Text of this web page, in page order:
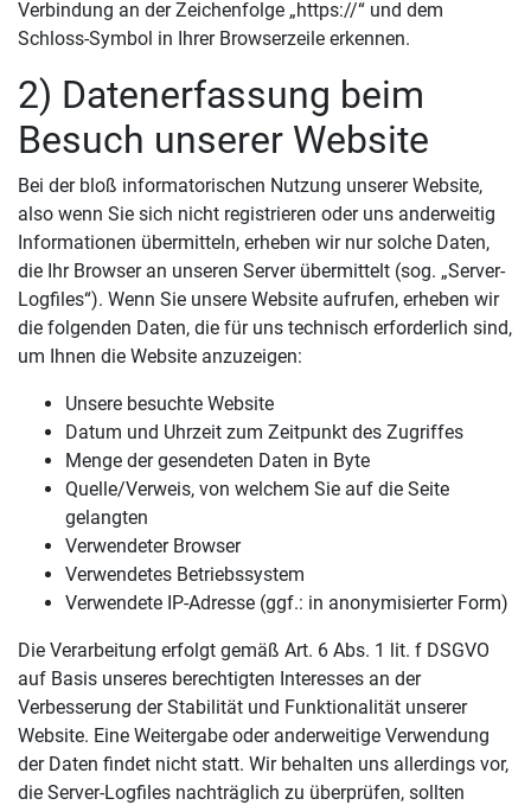
Verbindung an der Zeichenfolge „https://“ und dem
Schloss-Symbol in Ihrer Browserzeile erkennen.
2) Datenerfassung beim
Besuch unserer Website
Bei der bloß informatorischen Nutzung unserer Website,
also wenn Sie sich nicht registrieren oder uns anderweitig
Informationen übermitteln, erheben wir nur solche Daten,
die Ihr Browser an unseren Server übermittelt (sog. „Server-
Logfiles“). Wenn Sie unsere Website aufrufen, erheben wir
die folgenden Daten, die für uns technisch erforderlich sind,
um Ihnen die Website anzuzeigen:
Unsere besuchte Website
Datum und Uhrzeit zum Zeitpunkt des Zugriffes
Menge der gesendeten Daten in Byte
Quelle/Verweis, von welchem Sie auf die Seite
gelangten
Verwendeter Browser
Verwendetes Betriebssystem
Verwendete IP-Adresse (ggf.: in anonymisierter Form)
Die Verarbeitung erfolgt gemäß Art. 6 Abs. 1 lit. f DSGVO
auf Basis unseres berechtigten Interesses an der
Verbesserung der Stabilität und Funktionalität unserer
Website. Eine Weitergabe oder anderweitige Verwendung
der Daten findet nicht statt. Wir behalten uns allerdings vor,
die Server-Logfiles nachträglich zu überprüfen, sollten